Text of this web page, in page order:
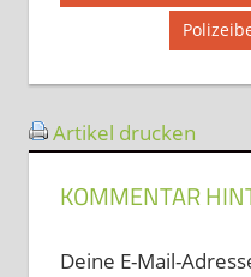
Beitrag:
Artikel drucken
KOMMENTAR
Deine E-Mail-